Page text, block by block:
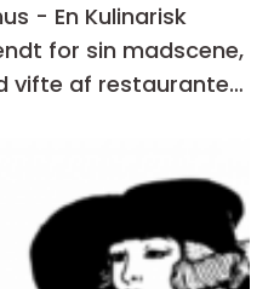
- En Kulinarisk
for sin madscene,
vifte af restauranter,